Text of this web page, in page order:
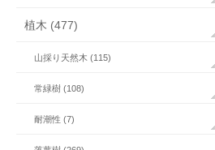
植木 (477)
山採り天然木 (115)
常緑樹 (108)
耐潮性 (7)